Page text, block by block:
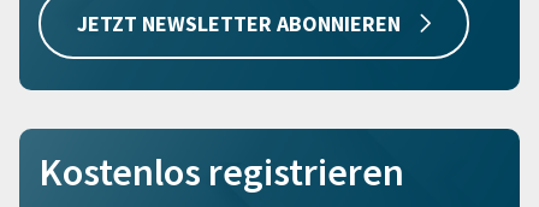
JETZT NEWSLETTER ABONNIEREN
Kostenlos registrieren